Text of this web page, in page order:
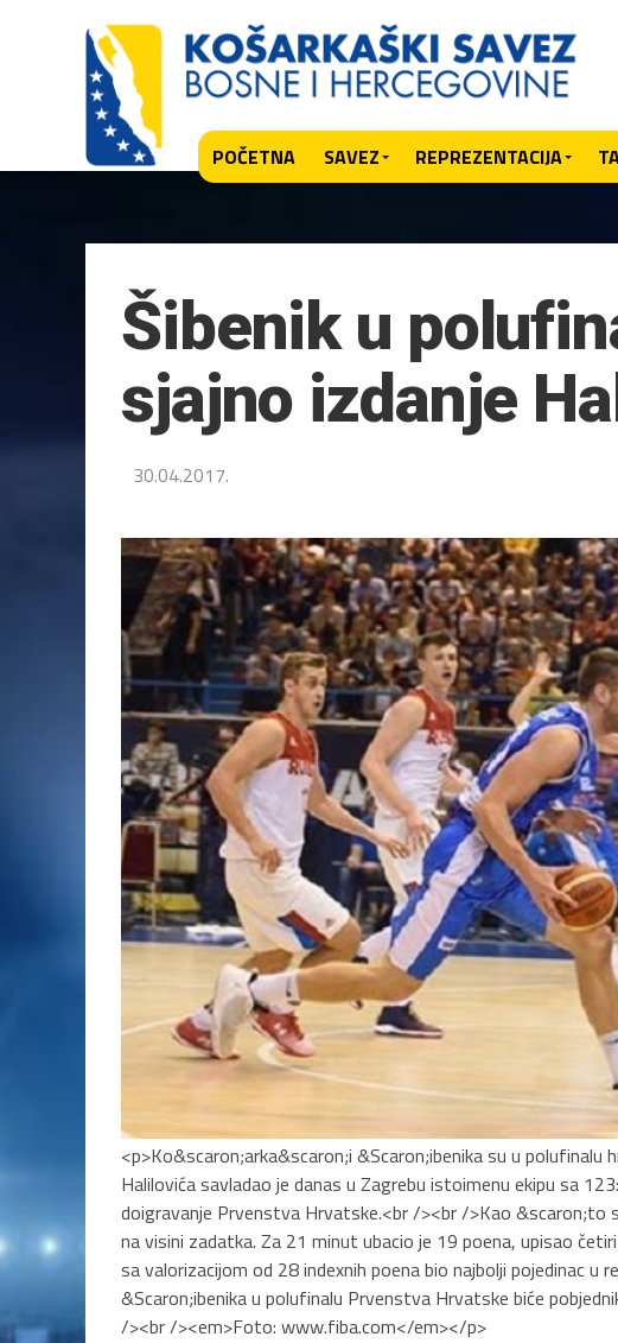
POČETNA SAVEZ REPREZENTACIJA
Šibenik u
sjajno izdanje
30.04.2017.
<p>Ko&scaron;arka&scaron;i &Scaron;ibenika su u
Halilovića savladao je danas u Zagrebu istoimenu ekipu sa
doigravanje Prvenstva Hrvatske.<br /><br />Kao &scaron;to
na visini zadatka. Za 21 minut ubacio je 19 poena, upisao
sa valorizacijom od 28 indexnih poena bio najbolji pojedinac
&Scaron;ibenika u polufinalu Prvenstva Hrvatske biće
/><br /><em>Foto: www.fiba.com</em></p>